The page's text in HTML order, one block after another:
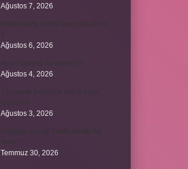
Ağustos 7, 2026
Ağustos 6, 2026
Ağustos 4, 2026
Ağustos 3, 2026
Temmuz 30, 2026